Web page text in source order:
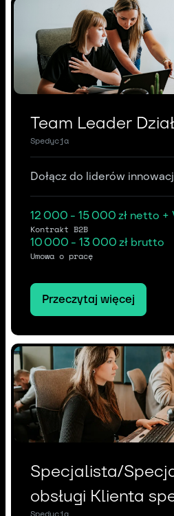
Team Leader
Spedycja
Dołącz do liderów
12 000 - 15 000 zł netto +
Kontrakt B2B
10 000 - 13 000 zł brutto
Umowa o pracę
Przeczytaj więcej
Specjalista/
obsługi Klienta
Spedycja